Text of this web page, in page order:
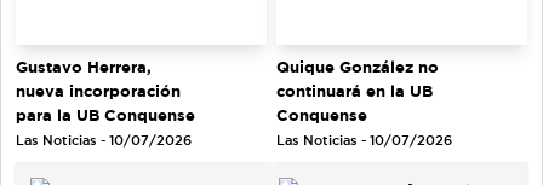
Gustavo Herrera,
nueva incorporación
para la UB Conquense
Las Noticias - 10/07/2026
Quique González no
continuará en la UB
Conquense
Las Noticias - 10/07/2026